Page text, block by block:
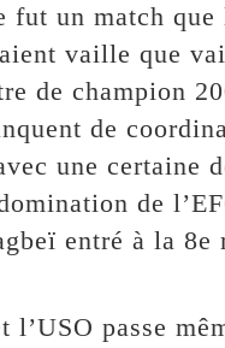
fut un match
vaille que
de champion
de
une certaine
de
entré à la 8e
passe